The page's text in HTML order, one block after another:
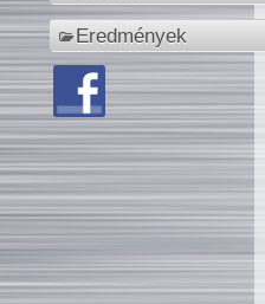
Eredmények